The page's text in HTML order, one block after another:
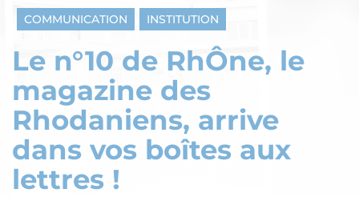
COMMUNICATION INSTITUTION
Le n°10 de RhÔne, le
magazine des
Rhodaniens, arrive
dans vos boîtes aux
lettres !